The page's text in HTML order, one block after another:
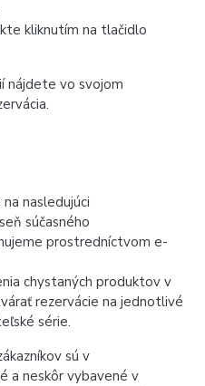
kliknutím na tlačidlo
nájdete vo svojom
nasledujúci
súčasného
prostredníctvom e-
chystaných produktov v
rezervácie na jednotlivé
série.
sú v
a neskôr vybavené v